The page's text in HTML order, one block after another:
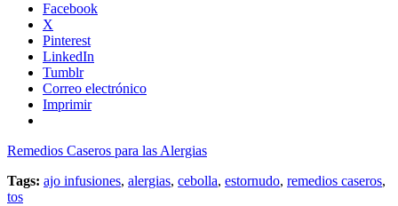
Facebook
X
Pinterest
LinkedIn
Tumblr
Correo electrónico
Imprimir
Remedios Caseros para las Alergias
Tags: ajo infusiones, alergias, cebolla, estornudo, remedios caseros,
tos